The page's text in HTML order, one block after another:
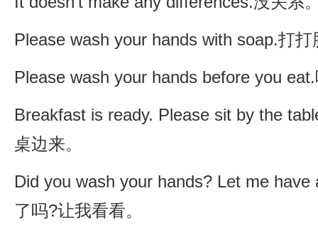
Please wash your hands with soap.打
Please wash your hands before you
Breakfast is ready. Please sit by the
桌边来。
Did you wash your hands? Let me
了吗?让我看看。